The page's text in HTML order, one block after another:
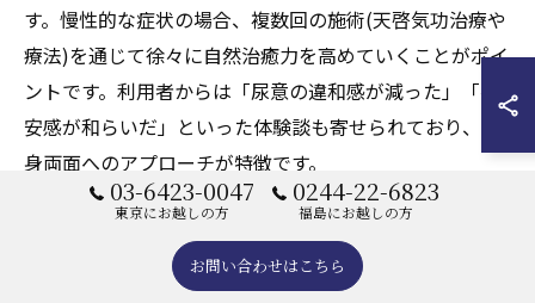
す。慢性的な症状の場合、複数回の施術(天啓気功治療や
療法)を通じて徐々に自然治癒力を高めていくことがポイ
ントです。利用者からは「尿意の違和感が減った」「不
安感が和らいだ」といった体験談も寄せられており、心
身両面へのアプローチが特徴です。
注意点として、医療機関での診断や治療を並行して行う
ことが大切です。エネルギー調整はあくまで補完的な役
割として活用し、体調の変化があれば速やかに専門家に
03-6423-0047
東京にお越しの方
0244-22-6823
福島にお越しの方
お問い合わせはこちら